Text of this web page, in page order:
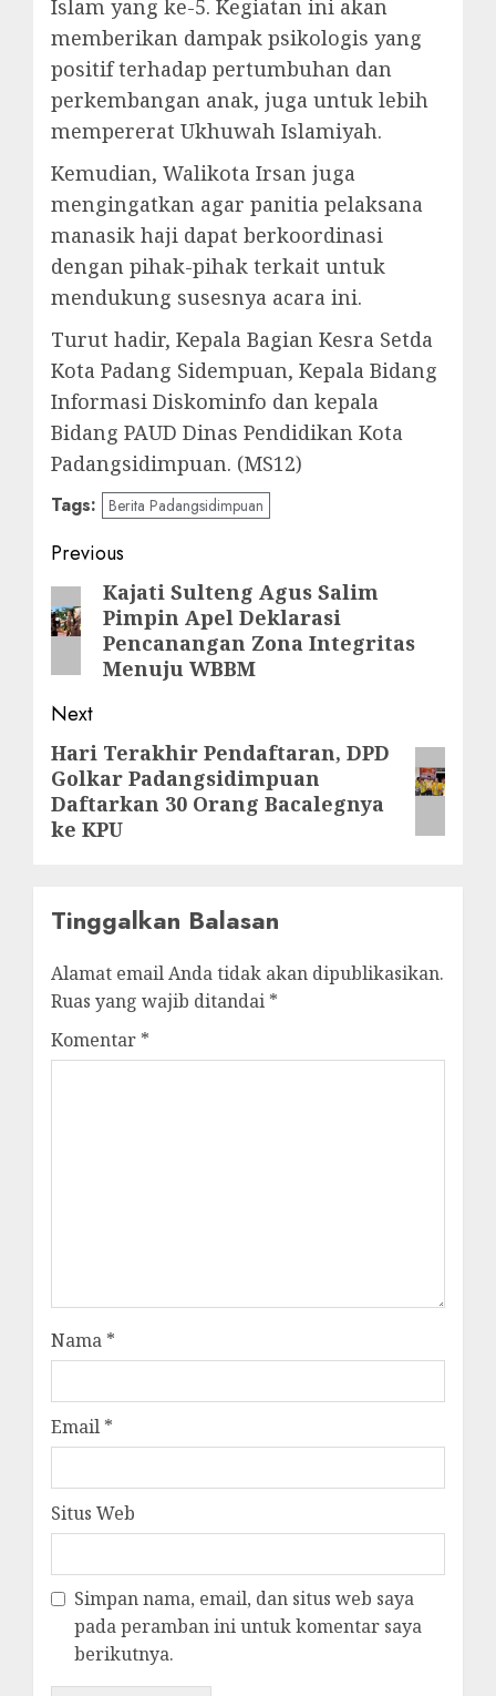
Islam yang ke-5. Kegiatan ini akan
memberikan dampak psikologis yang
positif terhadap pertumbuhan dan
perkembangan anak, juga untuk lebih
mempererat Ukhuwah Islamiyah.
Kemudian, Walikota Irsan juga
mengingatkan agar panitia pelaksana
manasik haji dapat berkoordinasi
dengan pihak-pihak terkait untuk
mendukung susesnya acara ini.
Turut hadir, Kepala Bagian Kesra Setda
Kota Padang Sidempuan, Kepala Bidang
Informasi Diskominfo dan kepala
Bidang PAUD Dinas Pendidikan Kota
Padangsidimpuan. (MS12)
Tags: Berita Padangsidimpuan
Post
navigation
Previous
Previous
post:
Kajati Sulteng Agus Salim
Pimpin Apel Deklarasi
Pencanangan Zona Integritas
Menuju WBBM
Next
Next
post:
Hari Terakhir Pendaftaran, DPD
Golkar Padangsidimpuan
Daftarkan 30 Orang Bacalegnya
ke KPU
Tinggalkan Balasan
Alamat email Anda tidak akan dipublikasikan.
Ruas yang wajib ditandai *
Komentar *
Nama *
Email *
Situs Web
Simpan nama, email, dan situs web saya
pada peramban ini untuk komentar saya
berikutnya.